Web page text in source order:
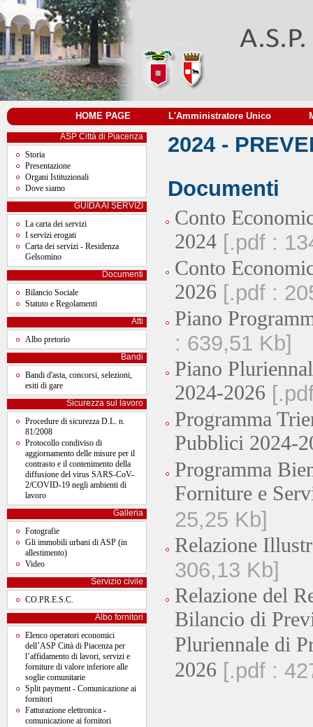
HOME PAGE L'Amministratore Unico
ASP Città di Piacenza
Storia
Presentazione
Organi Istituzionali
Dove siamo
GUIDA AI SERVIZI
La carta dei servizi
I servizi erogati
Carta dei servizi - Residenza
Gelsomino
Documenti
Bilancio Sociale
Statuto e Regolamenti
Atti
Albo pretorio
Bandi
Bandi d'asta, concorsi, selezioni,
esiti di gare
Sicurezza sul lavoro
Procedure di sicurezza D.L. n.
81/2008
Protocollo condiviso di
aggiornamento delle misure per il
contrasto e il contenimento della
diffusione del virus SARS-CoV-
2/COVID-19 negli ambienti di
lavoro
Galleria
Fotografie
Gli immobili urbani di ASP (in
allestimento)
Video
Servizio civile
CO.PR.E.S.C.
Albo fornitori
Elenco operatori economici
dell’ASP Città di Piacenza per
l’affidamento di lavori, servizi e
forniture di valore inferiore alle
soglie comunitarie
Split payment - Comunicazione ai
fornitori
Fatturazione elettronica -
comunicazione ai fornitori
2024 -
Documenti
Conto
2024 [.pdf :
Conto
2026 [.pdf :
Piano
: 639,51 Kb]
Piano
2024-2026
Programma
Pubblici 2024-
Programma
Forniture e
25,25 Kb]
Relazione
306,13 Kb]
Relazione del
Bilancio di
Pluriennale di
2026 [.pdf :